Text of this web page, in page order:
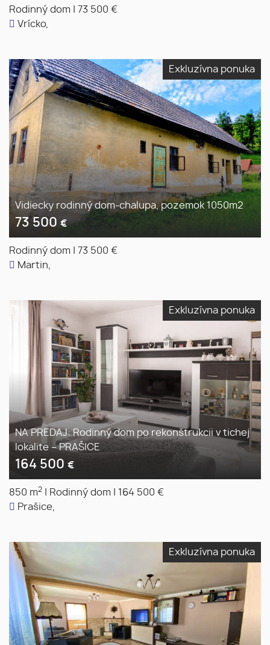
Rodinný dom
73 500 €
Vrícko,
Exkluzívna ponuka
Vidiecky rodinný dom-chalupa, pozemok 1050m2
73 500 €
Rodinný dom
73 500 €
Martin,
Exkluzívna ponuka
NA PREDAJ: Rodinný dom po rekonštrukcii v tichej
lokalite – PRAŠICE
164 500 €
850 m2 Rodinný dom
164 500 €
Prašice,
Exkluzívna ponuka